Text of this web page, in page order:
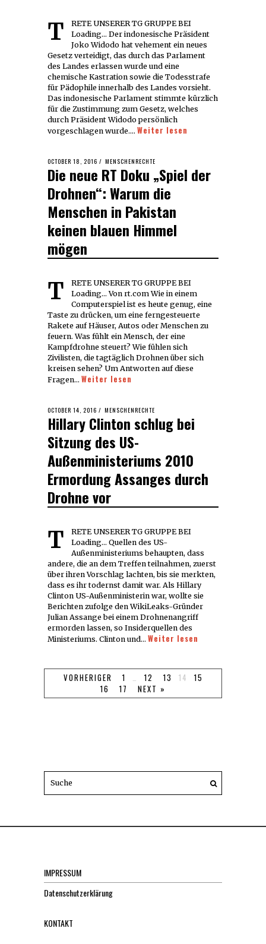
TRETE UNSERER TG GRUPPE BEI
Loading... Der indonesische Präsident
Joko Widodo hat vehement ein neues
Gesetz verteidigt, das durch das Parlament
des Landes erlassen wurde und eine
chemische Kastration sowie die Todesstrafe
für Pädophile innerhalb des Landes vorsieht.
Das indonesische Parlament stimmte kürzlich
für die Zustimmung zum Gesetz, welches
durch Präsident Widodo persönlich
vorgeschlagen wurde.… Weiter lesen
POSTED
ON
OCTOBER 18, 2016 OCTOBER
18,
2016
MENSCHENRECHTE
Die neue RT Doku „Spiel der
Drohnen“: Warum die
Menschen in Pakistan
keinen blauen Himmel
mögen
TRETE UNSERER TG GRUPPE BEI
Loading... Von rt.com Wie in einem
Computerspiel ist es heute genug, eine
Taste zu drücken, um eine ferngesteuerte
Rakete auf Häuser, Autos oder Menschen zu
feuern. Was fühlt ein Mensch, der eine
Kampfdrohne steuert? Wie fühlen sich
Zivilisten, die tagtäglich Drohnen über sich
kreisen sehen? Um Antworten auf diese
Fragen… Weiter lesen
POSTED
ON
OCTOBER 14, 2016 MENSCHENRECHTE
Hillary Clinton schlug bei
Sitzung des US-
Außenministeriums 2010
Ermordung Assanges durch
Drohne vor
TRETE UNSERER TG GRUPPE BEI
Loading... Quellen des US-
Außenministeriums behaupten, dass
andere, die an dem Treffen teilnahmen, zuerst
über ihren Vorschlag lachten, bis sie merkten,
dass es ihr todernst damit war. Als Hillary
Clinton US-Außenministerin war, wollte sie
Berichten zufolge den WikiLeaks-Gründer
Julian Assange bei einem Drohnenangriff
ermorden lassen, so Insiderquellen des
Ministeriums. Clinton und… Weiter lesen
VORHERIGER 1 12 13 14
15
16
17 NEXT »
IMPRESSUM
Datenschutzerklärung
KONTAKT